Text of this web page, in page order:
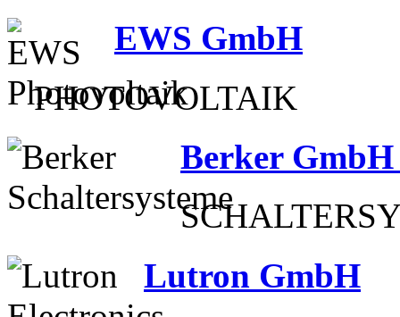
EWS GmbH
PHOTOVOLTAIK
Berker
Lutron GmbH